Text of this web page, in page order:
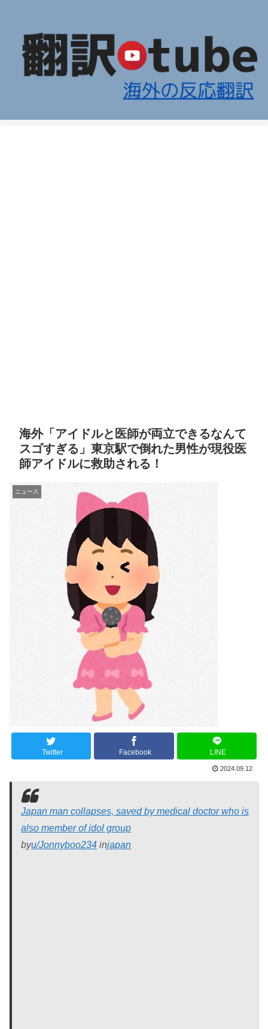
海外「アイドルと医師が両立できるなんて
スゴすぎる」東京駅で倒れた男性が現役医
師アイドルに救助される！
ニュース
Twitter Facebook LINE
2024.09.12
Japan man collapses, saved by medical doctor who is
also member of idol group
byu/Jonnyboo234 injapan